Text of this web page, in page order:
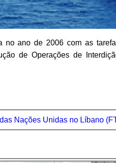
no ano de 2006 com as
de Operações de
Nações Unidas no Líbano